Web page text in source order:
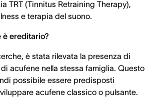
TRT (Tinnitus Retraining Therapy),
e terapia del suono.
è ereditario?
è stata rilevata la presenza di
acufene nella stessa famiglia. Questo
possibile essere predisposti
acufene classico o pulsante.